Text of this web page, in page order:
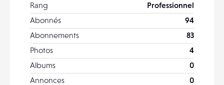
Rang
Professionnel
Abonnés
94
Abonnements
83
Photos
4
Albums
0
Annonces
0